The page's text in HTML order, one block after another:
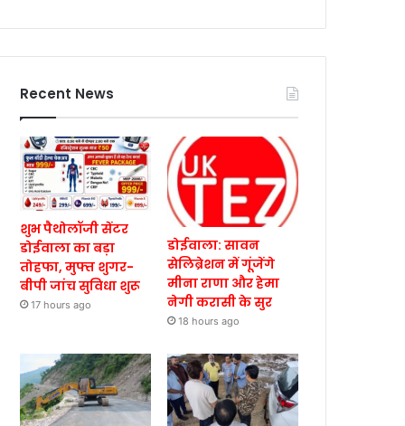
Recent News
शुभ पैथोलॉजी सेंटर
डोईवाला का बड़ा
तोहफा, मुफ्त शुगर-
बीपी जांच सुविधा शुरू
17 hours ago
डोईवाला: सावन
सेलिब्रेशन में गूंजेंगे
मीना राणा और हेमा
नेगी करासी के सुर
18 hours ago